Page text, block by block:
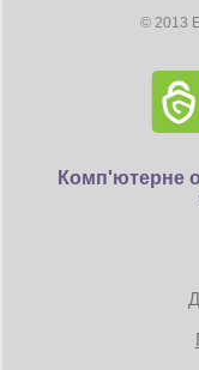
© 2013
Комп'ютерне